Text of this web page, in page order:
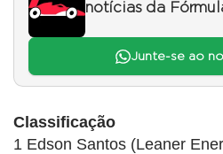
notícias da
Junte-se ao
Classificação
1 Edson Santos (Leaner